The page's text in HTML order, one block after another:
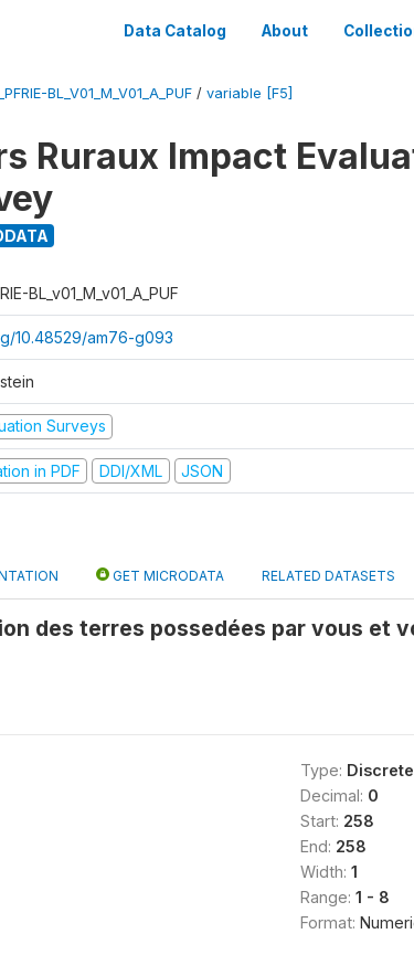
Data Catalog About
BL_V01_M_V01_A_PUF / variable [F5]
Ruraux Impact
BL_v01_M_v01_A_PUF
10.48529/am76-g093
Surveys
in PDF DDI/XML JSON
GET MICRODATA RELATED DATASETS
des terres possedées par vous et
Type: Discrete
Decimal: 0
Start: 258
End: 258
Width: 1
Range: 1 - 8
Format: